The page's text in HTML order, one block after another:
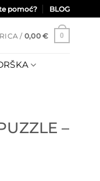
pomoć? BLOG
/ 0,00 € 0
–